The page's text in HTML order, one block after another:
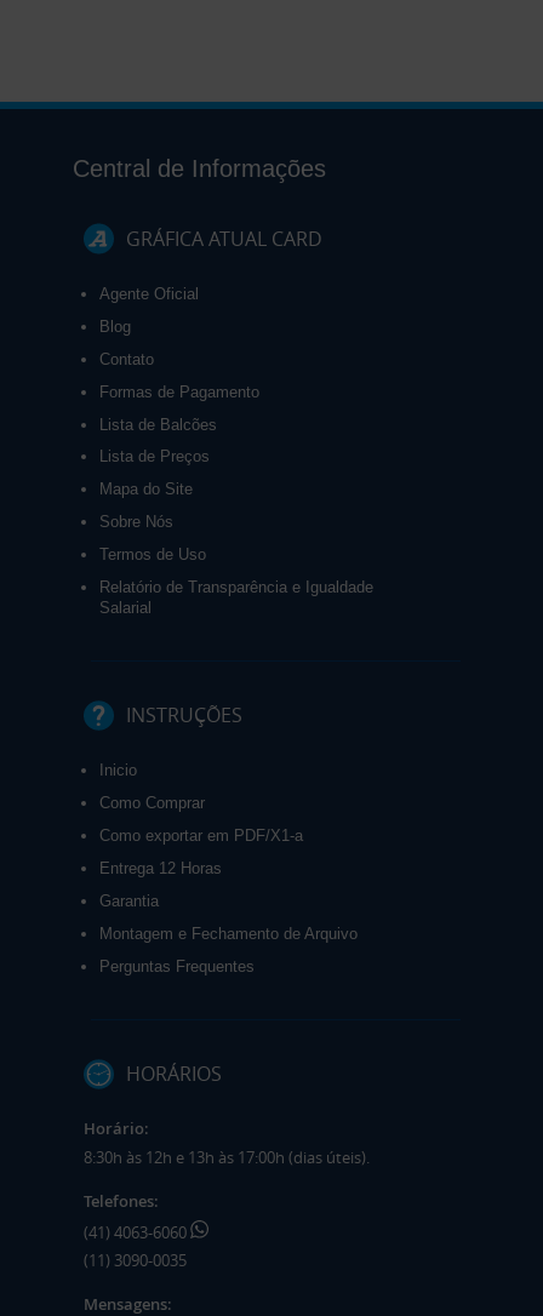
Central de Informações
GRÁFICA ATUAL CARD
Agente Oficial
Blog
Contato
Formas de Pagamento
Lista de Balcões
Lista de Preços
Mapa do Site
Sobre Nós
Termos de Uso
Relatório de Transparência e Igualdade
Salarial
INSTRUÇÕES
Inicio
Como Comprar
Como exportar em PDF/X1-a
Entrega 12 Horas
Garantia
Montagem e Fechamento de Arquivo
Perguntas Frequentes
HORÁRIOS
Horário:
8:30h às 12h e 13h às 17:00h (dias úteis).
Telefones:
(41) 4063-6060
(11) 3090-0035
Mensagens: